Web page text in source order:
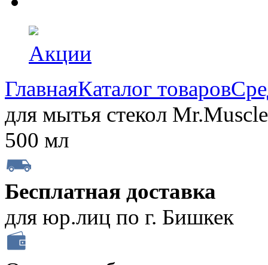
Акции
ГлавнаяКаталог товаров
для мытья стекол
500 мл
Бесплатная доставка
для юр.лиц по г. Бишкек